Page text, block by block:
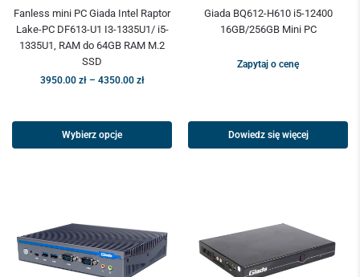
Fanless mini PC Giada Intel Raptor
Lake-PC DF613-U1 I3-1335U1/ i5-
1335U1, RAM do 64GB RAM M.2
SSD
3950.00 zł – 4350.00 zł
Wybierz opcje
Giada BQ612-H610 i5-12400
16GB/256GB Mini PC
Zapytaj o cenę
Dowiedz się więcej